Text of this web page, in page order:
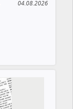
04.08.2026